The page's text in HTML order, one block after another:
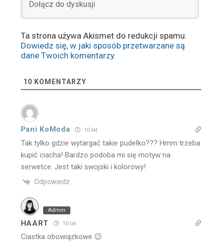
Ta strona używa Akismet do redukcji spamu.
Dowiedz się, w jaki sposób przetwarzane są
dane Twoich komentarzy.
10 KOMENTARZY
Pani KoModa 10 lat
Tak tylko gdzie wytargać takie pudełko??? Hmm trzeba
kupić ciacha! Bardzo podoba mi się motyw na
serwetce. Jest taki swojski i kolorowy!
Odpowiedz
Admin
HAART 10 lat
Ciastka obowiązkowe 😉